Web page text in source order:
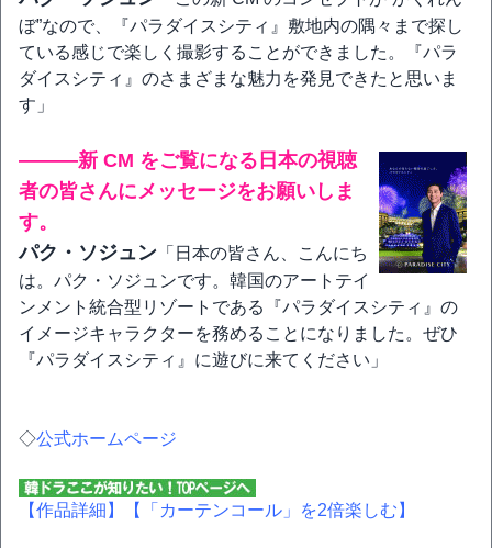
ぼ”なので、『パラダイスシティ』敷地内の隅々まで探し
ている感じで楽しく撮影することができました。『パラ
ダイスシティ』のさまざまな魅力を発見できたと思いま
す」
―――新 CM をご覧になる日本の視聴
者の皆さんにメッセージをお願いしま
す。
パク・ソジュン 「日本の皆さん、こんにち
は。パク・ソジュンです。韓国のアートテイ
ンメント統合型リゾートである『パラダイスシティ』の
イメージキャラクターを務めることになりました。ぜひ
『パラダイスシティ』に遊びに来てください」
◇公式ホームページ
【作品詳細】 【「カーテンコール」を2倍楽しむ】